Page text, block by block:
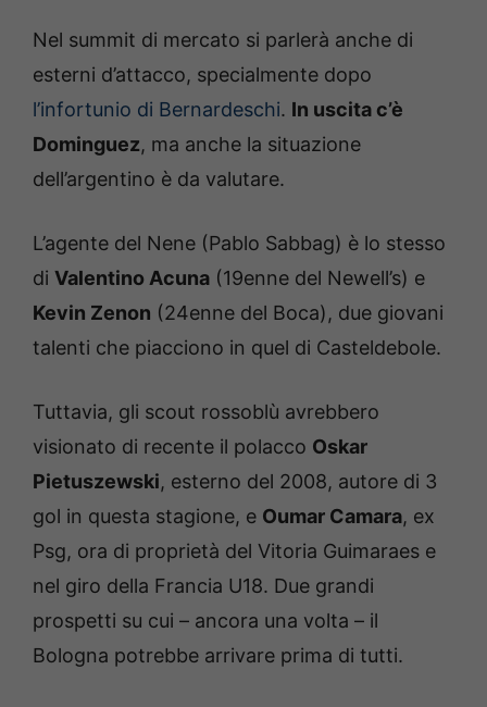
Nel summit di mercato si parlerà anche di
esterni d’attacco, specialmente dopo
l’infortunio di Bernardeschi. In uscita c’è
Dominguez, ma anche la situazione
dell’argentino è da valutare.
L’agente del Nene (Pablo Sabbag) è lo stesso
di Valentino Acuna (19enne del Newell’s) e
Kevin Zenon (24enne del Boca), due giovani
talenti che piacciono in quel di Casteldebole.
Tuttavia, gli scout rossoblù avrebbero
visionato di recente il polacco Oskar
Pietuszewski, esterno del 2008, autore di 3
gol in questa stagione, e Oumar Camara, ex
Psg, ora di proprietà del Vitoria Guimaraes e
nel giro della Francia U18. Due grandi
prospetti su cui – ancora una volta – il
Bologna potrebbe arrivare prima di tutti.